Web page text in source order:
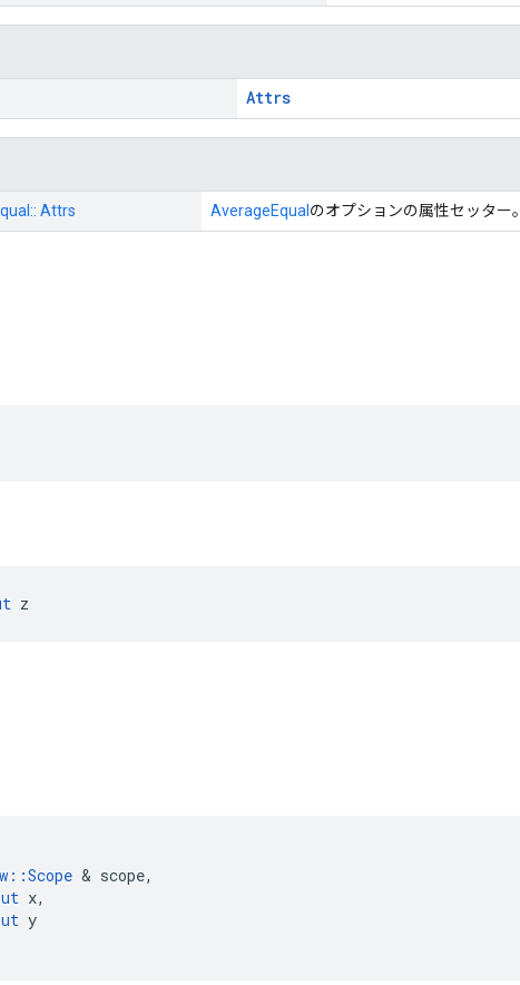
Attrs
Attrs AverageEqual のオプションの属性セッター。
z
::Scope & scope,
x,
y